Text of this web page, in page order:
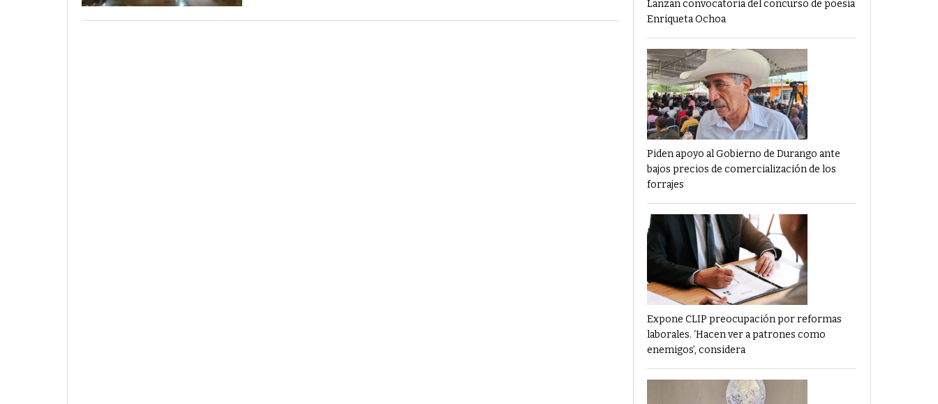
Lanzan convocatoria del concurso de poesía
Enriqueta Ochoa
Piden apoyo al Gobierno de Durango ante
bajos precios de comercialización de los
forrajes
Expone CLIP preocupación por reformas
laborales. ‘Hacen ver a patrones como
enemigos’, considera